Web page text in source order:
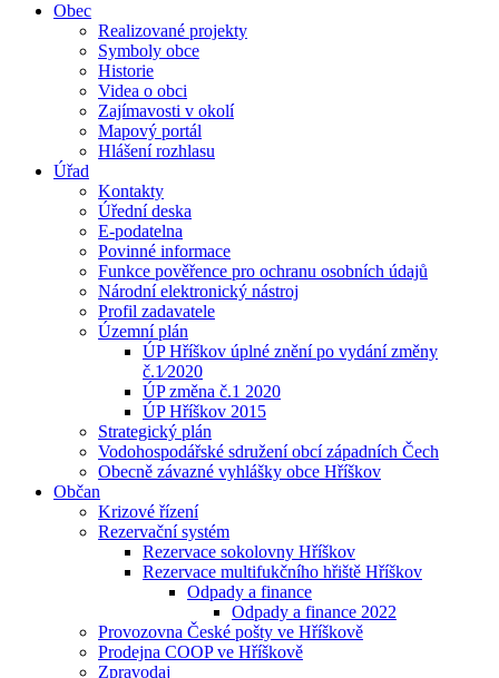
Obec
Realizované projekty
Symboly obce
Historie
Videa o obci
Zajímavosti v okolí
Mapový portál
Hlášení rozhlasu
Úřad
Kontakty
Úřední deska
E-podatelna
Povinné informace
Funkce pověřence pro ochranu osobních údajů
Národní elektronický nástroj
Profil zadavatele
Územní plán
ÚP Hříškov úplné znění po vydání změny
č.1⁄2020
ÚP změna č.1 2020
ÚP Hříškov 2015
Strategický plán
Vodohospodářské sdružení obcí západních Čech
Obecně závazné vyhlášky obce Hříškov
Občan
Krizové řízení
Rezervační systém
Rezervace sokolovny Hříškov
Rezervace multifukčního hřiště Hříškov
Odpady a finance
Odpady a finance 2022
Provozovna České pošty ve Hříškově
Prodejna COOP ve Hříškově
Zpravodaj